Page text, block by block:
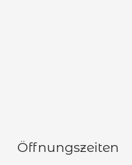
Öffnungszeiten